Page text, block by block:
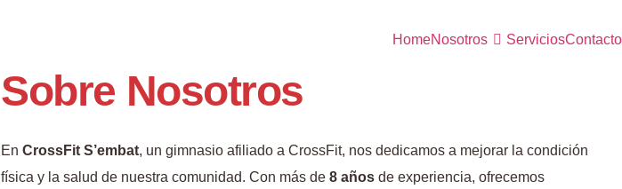
HomeNosotros ServiciosContacto
Sobre Nosotros
EnCrossFit S’embat, un gimnasio afiliado a CrossFit, nos dedicamos a mejorar la condición
física y la salud de nuestra comunidad. Con más de8 años de experiencia, ofrecemos